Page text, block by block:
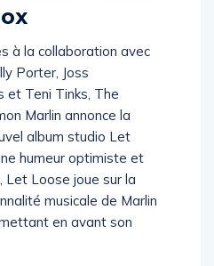
à la collaboration avec
Porter, Joss
et Teni Tinks, The
Marlin annonce la
album studio Let
humeur optimiste et
Let Loose joue sur la
musicale de Marlin
en avant son